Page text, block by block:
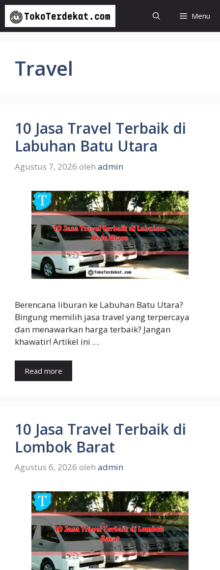
Langsung
isi
Menu
Travel
10 Jasa Travel Terbaik di
Labuhan Batu Utara
Agustus 7, 2026 oleh admin
Berencana liburan ke Labuhan Batu Utara?
Bingung memilih jasa travel yang terpercaya
dan menawarkan harga terbaik? Jangan
khawatir! Artikel ini …
Read more
10 Jasa Travel Terbaik di
Lombok Barat
Agustus 6, 2026 oleh admin